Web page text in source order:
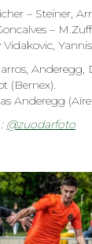
– Steiner,
–
Anderegg,
(Bernex).
Anderegg
@zuodarfoto